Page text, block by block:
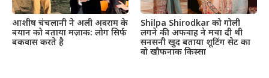
आशीष चंचलानी ने अली अवराम के
बयान को बताया मज़ाक: लोग सिर्फ
बकवास करते है
Shilpa Shirodkar को गोली
लगने की अफवाह ने मचा दी थी
सनसनी खुद बताया शूटिंग सेट का
वो खौफनाक किस्सा